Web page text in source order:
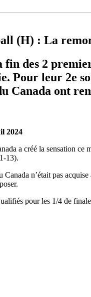
(H) : La
fin des 2
Pour leur 2e
Canada ont
2024
a créé la sensation
13).
n’était pas
pour les 1/4 de